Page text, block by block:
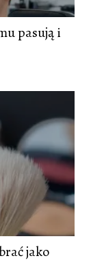
pasują i
jako